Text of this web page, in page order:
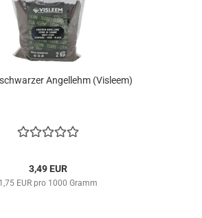
Angellehm (Visleem)
3,49 EUR
1,75 EUR pro 1000 Gramm